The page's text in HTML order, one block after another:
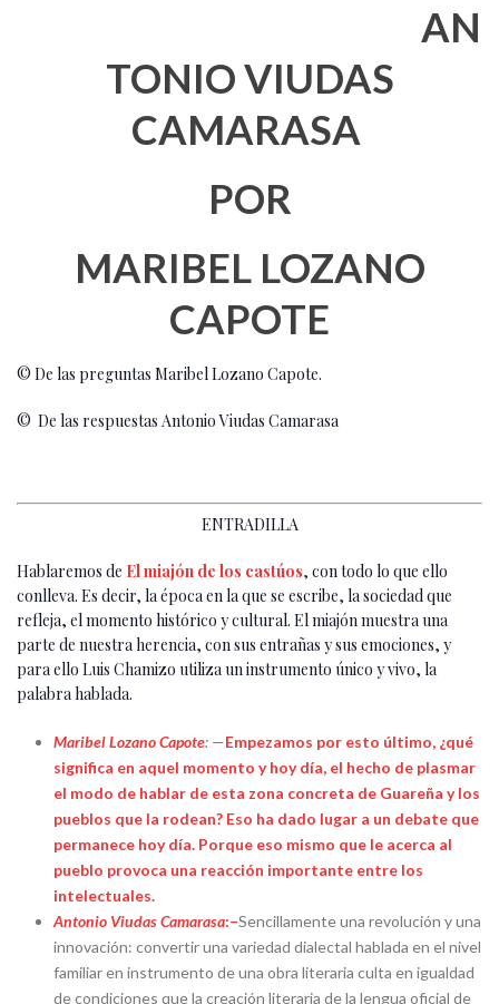
AN
TONIO VIUDAS
CAMARASA
POR
MARIBEL LOZANO
CAPOTE
© De las preguntas Maribel Lozano Capote.
© De las respuestas Antonio Viudas Camarasa
ENTRADILLA
Hablaremos de El miajón de los castúos, con todo lo que ello
conlleva. Es decir, la época en la que se escribe, la sociedad que
refleja, el momento histórico y cultural. El miajón muestra una
parte de nuestra herencia, con sus entrañas y sus emociones, y
para ello Luis Chamizo utiliza un instrumento único y vivo, la
palabra hablada.
Maribel Lozano Capote:—Empezamos por esto último, ¿qué
significa en aquel momento y hoy día, el hecho de plasmar
el modo de hablar de esta zona concreta de Guareña y los
pueblos que la rodean? Eso ha dado lugar a un debate que
permanece hoy día. Porque eso mismo que le acerca al
pueblo provoca una reacción importante entre los
intelectuales.
Antonio Viudas Camarasa:–Sencillamente una revolución y una
innovación: convertir una variedad dialectal hablada en el nivel
familiar en instrumento de una obra literaria culta en igualdad
de condiciones que la creación literaria de la lengua oficial de